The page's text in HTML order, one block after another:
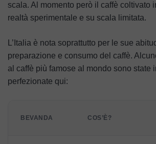
scala. Al momento però il caffè coltivato
realtà sperimentale e su scala limitata.
L’Italia è nota soprattutto per le sue
preparazione e consumo del caffè.
al caffè più famose al mondo sono state
perfezionate qui:
BEVANDA COS’È?